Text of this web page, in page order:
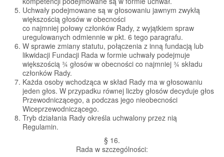
Uchwały podejmowane są w głosowaniu jawnym zwykłą
większością głosów w obecności
co najmniej połowy członków Rady, z wyjątkiem spraw
uregulowanych odmiennie w pkt. 6 tego paragrafu.
W sprawie zmiany statutu, połączenia z inną fundacją lub
likwidacji Fundacji Rada w formie uchwały podejmuje
większością ¾ głosów w obecności co najmniej ¾ składu
członków Rady.
Każda osoby wchodząca w skład Rady ma w głosowaniu
jeden głos. W przypadku równej liczby głosów decyduje głos
Przewodniczącego, a podczas jego nieobecności
Wiceprzewodniczącego.
Tryb działania Rady określa uchwalony przez nią
Regulamin.
§ 16.
Rada w szczególności: